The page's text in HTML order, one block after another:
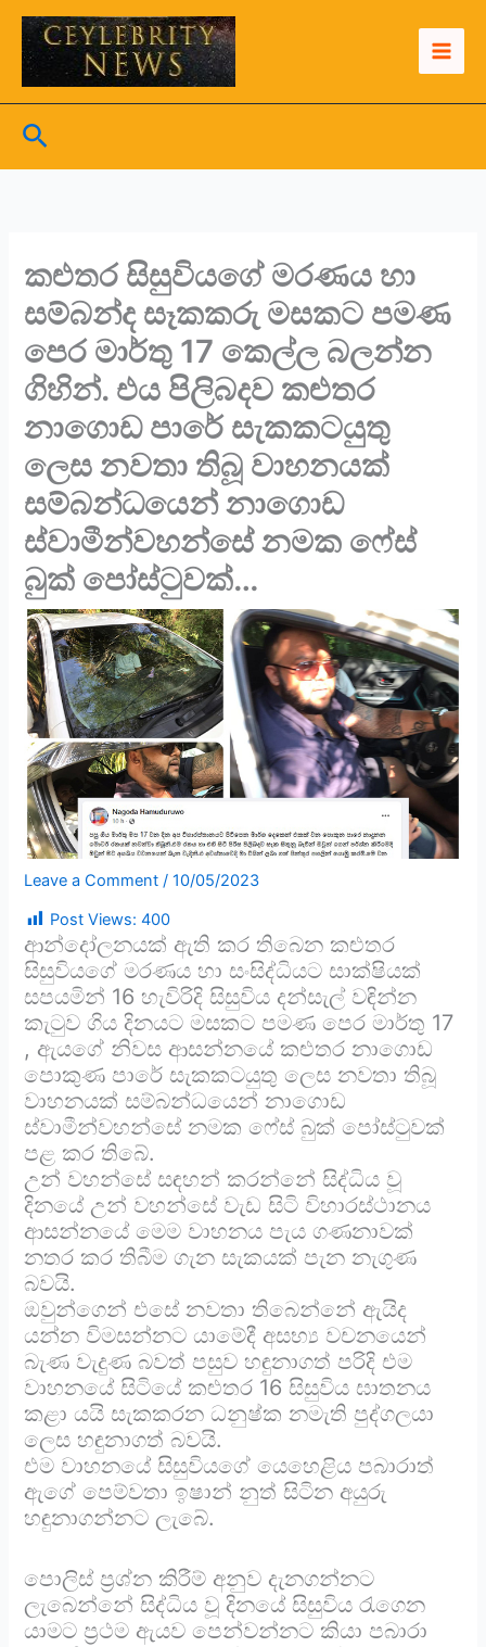
Skip
content
Search
කළුතර සිසුවියගේ මරණය හා
සම්බන්ද සෑකකරු මසකට පමණ
පෙර මාර්තු 17 කෙල්ල බලන්න
ගිහින්. එය පිලිබදව කළුතර
නාගොඩ පාරේ සැකකටයුතු
ලෙස නවතා තිබූ වාහනයක්
සම්බන්ධයෙන් නාගොඩ
ස්වාමීන්වහන්සේ නමක ෆේස්
බුක් පෝස්ටුවක්…
Leave a Comment /10/05/2023
Post Views: 400
ආන්දෝලනයක් ඇති කර තිබෙන කළුතර
සිසුවියගේ මරණය හා සංසිද්ධියට සාක්ෂියක්
සපයමින් 16 හැවිරිදි සිසුවිය දන්සැල් වඳින්න
කැටුව ගිය දිනයට මසකට පමණ පෙර මාර්තු 17
, ඇයගේ නිවස ආසන්නයේ කළුතර නාගොඩ
පොකුණ පාරේ සැකකටයුතු ලෙස නවතා තිබූ
වාහනයක් සම්බන්ධයෙන් නාගොඩ
ස්වාමීන්වහන්සේ නමක ෆේස් බුක් පෝස්ටුවක්
පළ කර තිබේ.
උන් වහන්සේ සඳහන් කරන්නේ සිද්ධිය වූ
දිනයේ උන් වහන්සේ වැඩ සිටි විහාරස්ථානය
ආසන්නයේ මෙම වාහනය පැය ගණනාවක්
නතර කර තිබීම ගැන සැකයක් පැන නැගුණ
බවයි.
ඔවුන්ගෙන් එසේ නවතා තිබෙන්නේ ඇයිද
යන්න විමසන්නට යාමේදී අසභ්‍ය වචනයෙන්
බැණ වැදුණ බවත් පසුව හඳුනාගත් පරිදි එම
වාහනයේ සිටියේ කළුතර 16 සිසුවිය ඝාතනය
කළා යයි සැකකරන ධනුෂ්ක නමැති පුද්ගලයා
ලෙස හඳුනාගත් බවයි.
එම වාහනයේ සිසුවියගේ යෙහෙළිය පබාරාත්
ඇගේ පෙම්වතා ඉෂාන් නුත් සිටින අයුරු
හඳුනාගන්නට ලැබේ.
පොලිස් ප්‍රශ්න කිරීම් අනුව දැනගන්නට
ලැබෙන්නේ සිද්ධිය වූ දිනයේ සිසුවිය රැගෙන
යාමට ප්‍රථම ඇයව පෙන්වන්නට කියා පබාරා